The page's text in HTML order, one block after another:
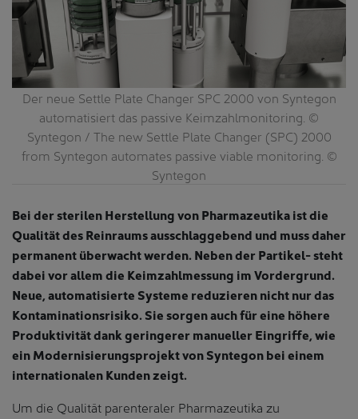
Der neue Settle Plate Changer SPC 2000 von Syntegon
automatisiert das passive Keimzahlmonitoring. ©
Syntegon / The new Settle Plate Changer (SPC) 2000
from Syntegon automates passive viable monitoring. ©
Syntegon
Bei der sterilen Herstellung von Pharmazeutika ist die
Qualität des Reinraums ausschlaggebend und muss daher
permanent überwacht werden. Neben der Partikel- steht
dabei vor allem die Keimzahlmessung im Vordergrund.
Neue, automatisierte Systeme reduzieren nicht nur das
Kontaminationsrisiko. Sie sorgen auch für eine höhere
Produktivität dank geringerer manueller Eingriffe, wie
ein Modernisierungsprojekt von Syntegon bei einem
internationalen Kunden zeigt.
Um die Qualität parenteraler Pharmazeutika zu